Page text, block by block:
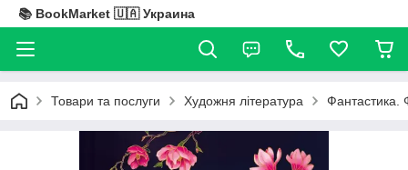
📚 BookMarket 🇺🇦 Украина
Товари та послуги Художня література Фантастика.